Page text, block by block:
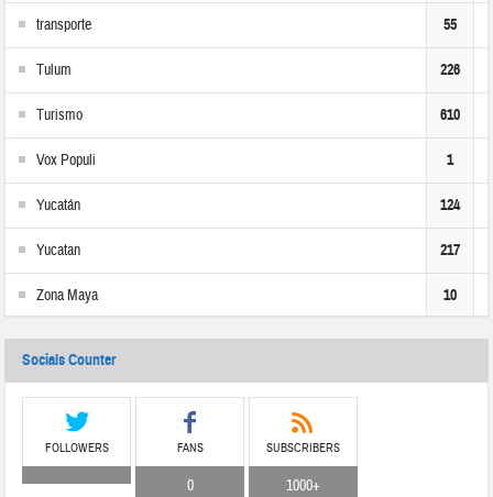
transporte 55
Tulum 226
Turismo 610
Vox Populi 1
Yucatán 124
Yucatan 217
Zona Maya 10
Socials Counter
FOLLOWERS FANS
0
SUBSCRIBERS
1000+